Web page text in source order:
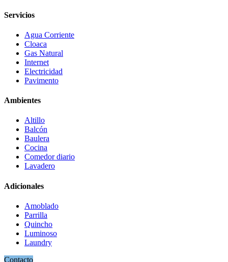
Servicios
Agua Corriente
Cloaca
Gas Natural
Internet
Electricidad
Pavimento
Ambientes
Altillo
Balcón
Baulera
Cocina
Comedor diario
Lavadero
Adicionales
Amoblado
Parrilla
Quincho
Luminoso
Laundry
Contacto